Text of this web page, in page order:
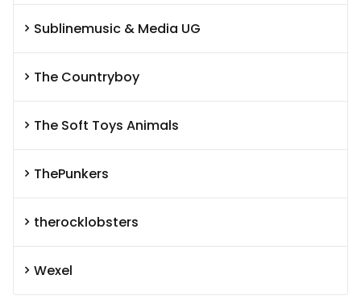
Sublinemusic & Media UG
The Countryboy
The Soft Toys Animals
ThePunkers
therocklobsters
Wexel